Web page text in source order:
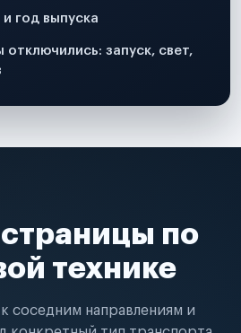
год выпуска
отключились: запуск, свет,
по
технике
соседним направлениям и